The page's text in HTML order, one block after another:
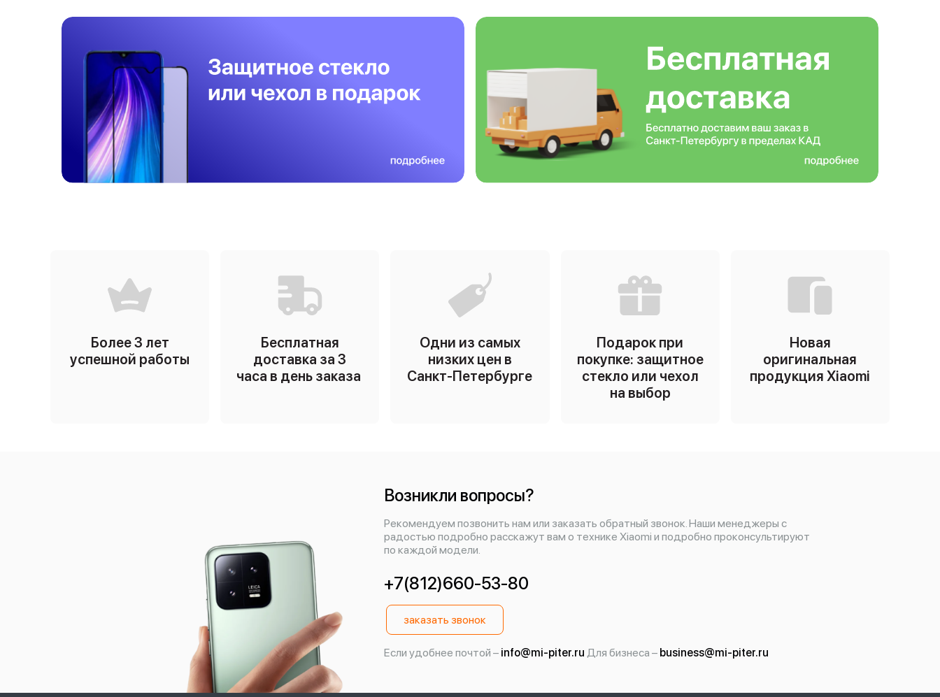
Более 3 лет
успешной работы
Бесплатная
доставка за 3
часа в день заказа
Одни из самых
низких цен в
Санкт-Петербурге
Подарок при
покупке: защитное
стекло или чехол
на выбор
Новая
оригинальная
продукция Xiaomi
Возникли вопросы?
Рекомендуем позвонить нам или заказать обратный звонок. Наши менеджеры с
радостью подробно расскажут вам о технике Xiaomi и подробно проконсультируют
по каждой модели.
+7(812)660-53-80
заказать звонок
Если удобнее почтой – info@mi-piter.ru Для бизнеса – business@mi-piter.ru